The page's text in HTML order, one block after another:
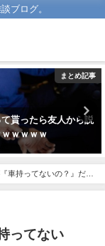
ブログ。
まとめ記事
貰ったら友人から説
ｗｗｗｗ
車持ってないの？』だと
ってない